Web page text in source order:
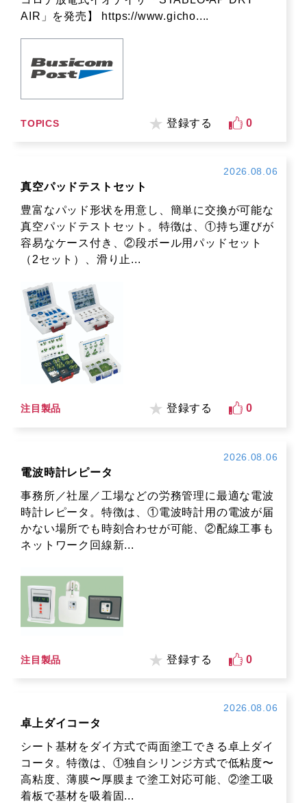
AIR」を発売】 https://www.gicho....
TOPICS 登録する 0
2026.08.06
真空パッドテストセット
豊富なパッド形状を用意し、簡単に交換が可能な
真空パッドテストセット。特徴は、①持ち運びが
容易なケース付き、②段ボール用パッドセット
（2セット）、滑り止...
注目製品 登録する 0
2026.08.06
電波時計レピータ
事務所／社屋／工場などの労務管理に最適な電波
時計レピータ。特徴は、①電波時計用の電波が届
かない場所でも時刻合わせが可能、②配線工事も
ネットワーク回線新...
注目製品 登録する 0
2026.08.06
卓上ダイコータ
シート基材をダイ方式で両面塗工できる卓上ダイ
コータ。特徴は、①独自シリンジ方式で低粘度〜
高粘度、薄膜〜厚膜まで塗工対応可能、②塗工吸
着板で基材を吸着固...